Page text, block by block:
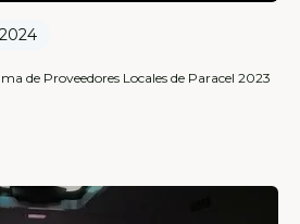
de Proveedores Locales de Paracel 2023